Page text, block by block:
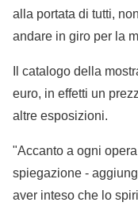
alla portata di tutti,
andare in giro per la
Il catalogo della
euro, in effetti un
altre esposizioni.
"Accanto a ogni
spiegazione -
aver inteso che lo